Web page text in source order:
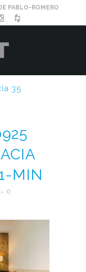
PABLO-ROMERO
35
MIN
0